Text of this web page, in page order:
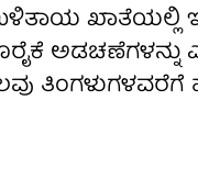
ಖಾತೆಯಲ್ಲಿ